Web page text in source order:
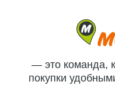
— это команда,
покупки